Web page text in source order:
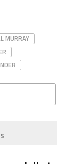
MURRAY